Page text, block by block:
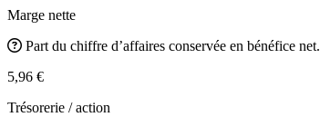
Marge nette
Part du chiffre d’affaires conservée en bénéfice net.
5,96 €
Trésorerie / action